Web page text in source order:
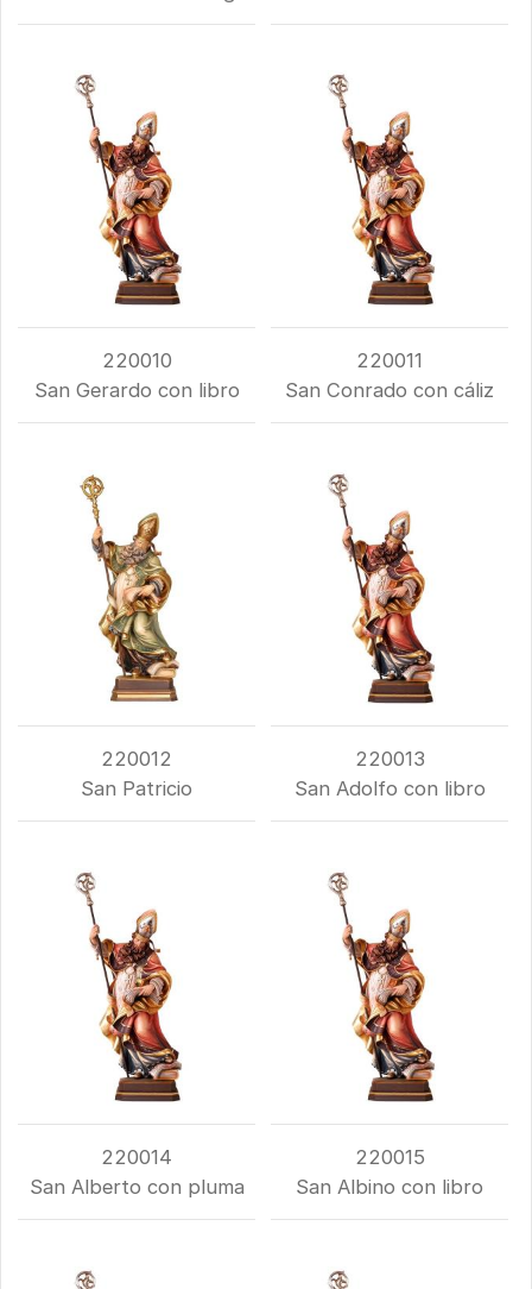
220010
San Gerardo con libro
220011
San Conrado con cáliz
220012
San Patricio
220013
San Adolfo con libro
220014
San Alberto con pluma
220015
San Albino con libro